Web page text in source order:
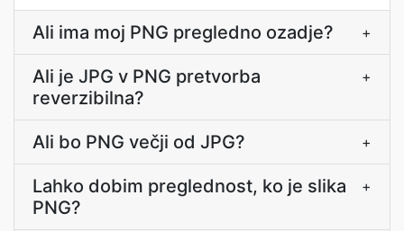
Ali ima moj PNG pregledno ozadje? +
Ali je JPG v PNG pretvorba
reverzibilna?
+
Ali bo PNG večji od JPG? +
Lahko dobim preglednost, ko je slika
PNG?
+